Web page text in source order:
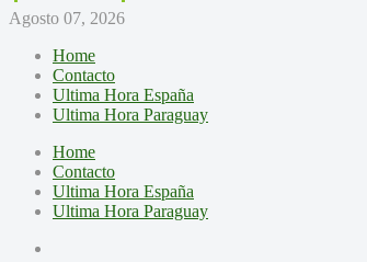
Agosto 07, 2026
Home
Contacto
Ultima Hora España
Ultima Hora Paraguay
Home
Contacto
Ultima Hora España
Ultima Hora Paraguay